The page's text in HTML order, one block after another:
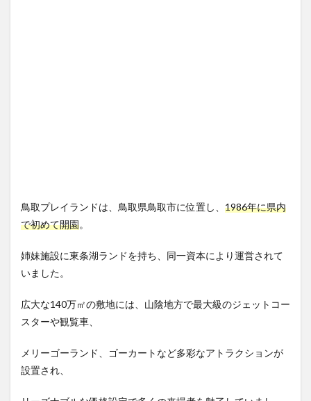
鳥取プレイランドは、鳥取県鳥取市に位置し、 1986年に県内
で初めて開園。
姉妹施設に東条湖ランドを持ち、同一資本により運営されて
いました。
広大な140万㎡の敷地には、山陰地方で最大級のジェットコー
スターや観覧車、
メリーゴーランド、ゴーカートなど多彩なアトラクションが
設置され、